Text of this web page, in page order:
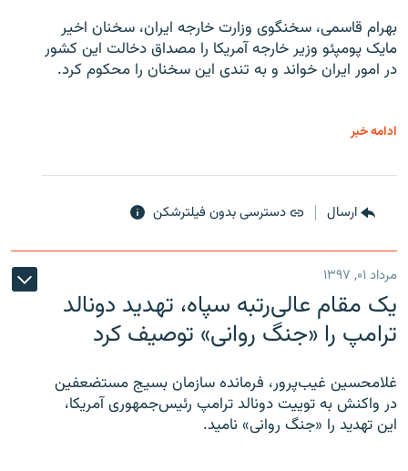
بهرام قاسمی، سخنگوی وزارت خارجه ایران، سخنان اخیر
مایک پومپئو وزیر خارجه آمریکا را مصداق دخالت این کشور
در امور ایران خواند و به تندی این سخنان را محکوم کرد.
ادامه خبر
ارسال دسترسی بدون فیلترشکن
مرداد ۰۱, ۱۳۹۷
یک مقام عالی‌رتبه سپاه، تهدید دونالد
ترامپ را «جنگ روانی» توصیف کرد
غلامحسین غیب‌پرور، فرمانده سازمان بسیج مستضعفین
در واکنش به توییت دونالد ترامپ رئیس‌جمهوری آمریکا،
این تهدید را «جنگ روانی» نامید.